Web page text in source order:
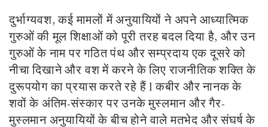
दुर्भाग्यवश, कई मामलों में अनुयायियों ने अपने आध्यात्मिक
गुरुओं की मूल शिक्षाओं को पूरी तरह बदल दिया है, और उन
गुरुओं के नाम पर गठित पंथ और सम्प्रदाय एक दूसरे को
नीचा दिखाने और वश में करने के लिए राजनीतिक शक्ति के
दुरूपयोग का प्रयास करते रहे हैं l कबीर और नानक के
शवों के अंतिम-संस्कार पर उनके मुस्लमान और गैर-
मुस्लमान अनुयायियों के बीच होने वाले मतभेद और संघर्ष के